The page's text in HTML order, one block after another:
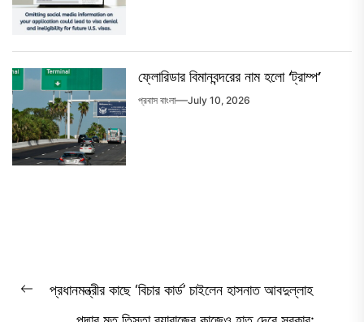
ফ্লোরিডার বিমানবন্দরের নাম হলো ‘ট্রাম্প’
প্রবাস বাংলা July 10, 2026
Post
navigation
Previous
প্রধানমন্ত্রীর কাছে ‘বিচার কার্ড’ চাইলেন হাসনাত আবদুল্লাহ